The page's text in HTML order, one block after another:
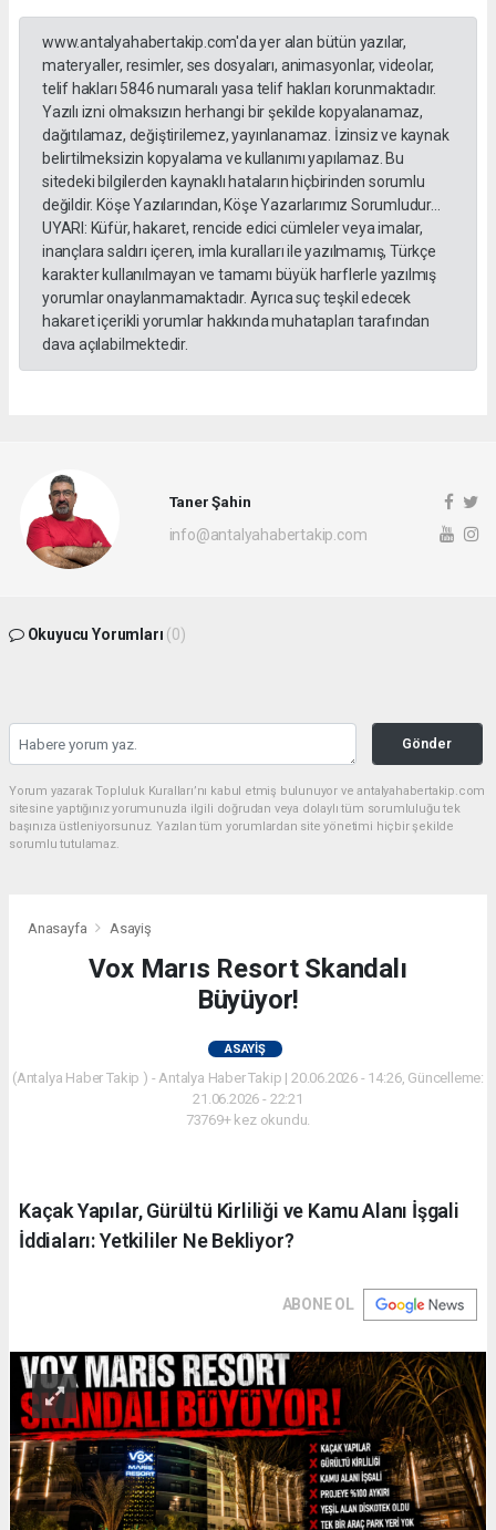
www.antalyahabertakip.com'da yer alan bütün yazılar,
materyaller, resimler, ses dosyaları, animasyonlar, videolar,
telif hakları 5846 numaralı yasa telif hakları korunmaktadır.
Yazılı izni olmaksızın herhangi bir şekilde kopyalanamaz,
dağıtılamaz, değiştirilemez, yayınlanamaz. İzinsiz ve kaynak
belirtilmeksizin kopyalama ve kullanımı yapılamaz. Bu
sitedeki bilgilerden kaynaklı hataların hiçbirinden sorumlu
değildir. Köşe Yazılarından, Köşe Yazarlarımız Sorumludur...
UYARI: Küfür, hakaret, rencide edici cümleler veya imalar,
inançlara saldırı içeren, imla kuralları ile yazılmamış, Türkçe
karakter kullanılmayan ve tamamı büyük harflerle yazılmış
yorumlar onaylanmamaktadır. Ayrıca suç teşkil edecek
hakaret içerikli yorumlar hakkında muhatapları tarafından
dava açılabilmektedir.
Taner Şahin
info@antalyahabertakip.com
Okuyucu Yorumları (0)
Gönder
Yorum yazarak Topluluk Kuralları’nı kabul etmiş bulunuyor ve antalyahabertakip.com
sitesine yaptığınız yorumunuzla ilgili doğrudan veya dolaylı tüm sorumluluğu tek
başınıza üstleniyorsunuz. Yazılan tüm yorumlardan site yönetimi hiçbir şekilde
sorumlu tutulamaz.
Anasayfa Asayiş
Vox Marıs Resort Skandalı
Büyüyor!
ASAYIŞ
(Antalya Haber Takip ) - Antalya Haber Takip | 20.06.2026 - 14:26, Güncelleme:
21.06.2026 - 22:21
73769+ kez okundu.
Kaçak Yapılar, Gürültü Kirliliği ve Kamu Alanı İşgali
İddiaları: Yetkililer Ne Bekliyor?
ABONE OL